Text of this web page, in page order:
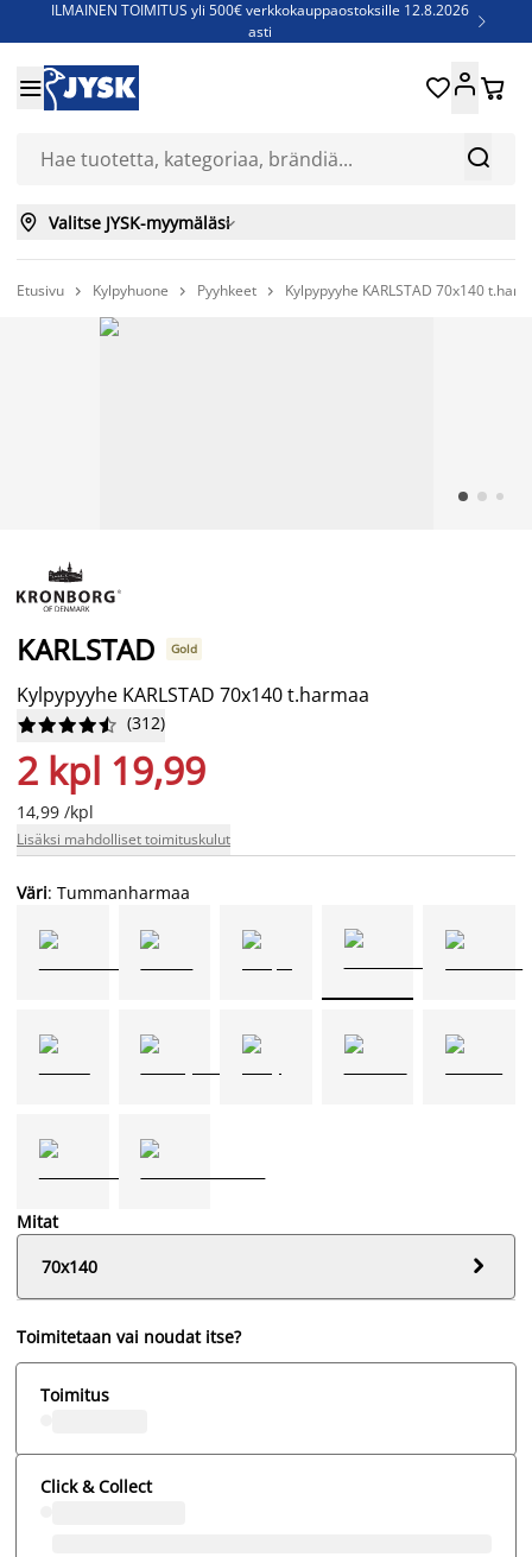
ILMAINEN TOIMITUS yli 500€ verkkokauppaostoksille 12.8.2026
asti

Jenkkisänkyjä - Säästä jopa 60%


 
 Valitse JYSK-myymäläsi
Etusivu  Kylpyhuone  Pyyhkeet  Kylpypyyhe KARLSTAD 70x140
KARLSTAD Gold
Kylpypyyhe KARLSTAD 70x140 t.harmaa





 (312)
2 kpl 19,99
14,99 /kpl
Lisäksi mahdolliset toimituskulut
Väri: Tummanharmaa
Mitat
70x140

Toimitetaan vai noudat itse?
Toimitus
Click & Collect